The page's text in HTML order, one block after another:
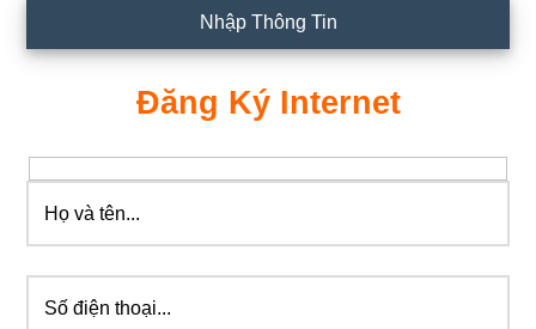
Nhập Thông Tin
Đăng Ký Internet